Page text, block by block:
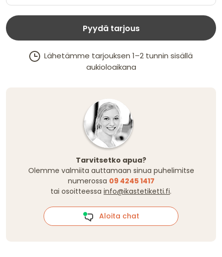
Pyydä tarjous
Lähetämme tarjouksen 1–2 tunnin sisällä
aukioloaikana
Tarvitsetko apua?
Olemme valmiita auttamaan sinua puhelimitse
numerossa 09 4245 1417
tai osoitteessa info@ikastetiketti.fi.
Aloita chat